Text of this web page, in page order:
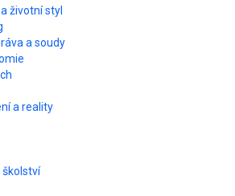
životní styl
a soudy
a reality
školství